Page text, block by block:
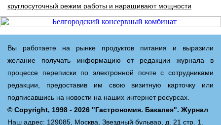
круглосуточный режим работы и наращивают мощности
Вы работаете на рынке продуктов питания и выразили
желание получать информацию от редакции журнала в
процессе переписки по электронной почте с сотрудниками
редакции, предоставив им свою визитную карточку или
подписавшись на новости на наших интернет ресурсах.
© Copyright, 1998 - 2026 "Гастрономия. Бакалея". Журнал
Наш адрес: 129085, Москва, Звездный бульвар, д. 21 стр. 1.